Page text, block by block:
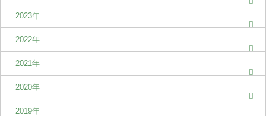
2023年
2022年
2021年
2020年
2019年